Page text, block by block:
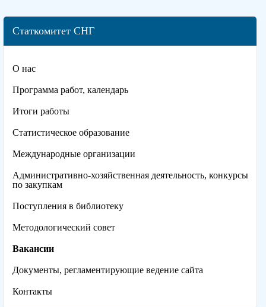
Статкомитет СНГ
О нас
Программа работ, календарь
Итоги работы
Статистическое образование
Международные организации
Административно-хозяйственная деятельность, конкурсы
по закупкам
Поступления в библиотеку
Методологический совет
Вакансии
Документы, регламентирующие ведение сайта
Контакты